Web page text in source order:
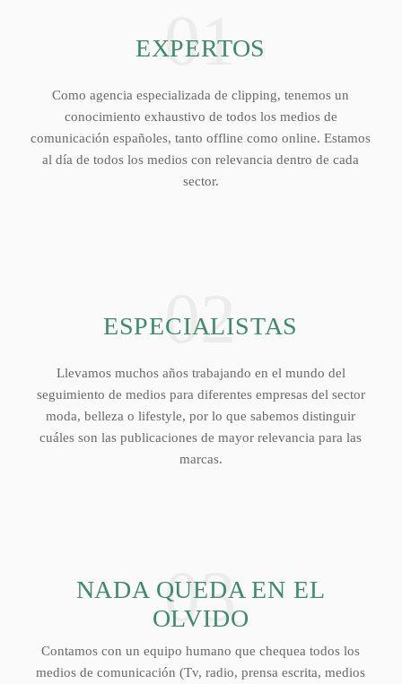
EXPERTOS
01
Como agencia especializada de clipping, tenemos un
conocimiento exhaustivo de todos los medios de
comunicación españoles, tanto offline como online. Estamos
al día de todos los medios con relevancia dentro de cada
sector.
ESPECIALISTAS
02
Llevamos muchos años trabajando en el mundo del
seguimiento de medios para diferentes empresas del sector
moda, belleza o lifestyle, por lo que sabemos distinguir
cuáles son las publicaciones de mayor relevancia para las
marcas.
NADA QUEDA EN EL
OLVIDO
03
Contamos con un equipo humano que chequea todos los
medios de comunicación (Tv, radio, prensa escrita, medios